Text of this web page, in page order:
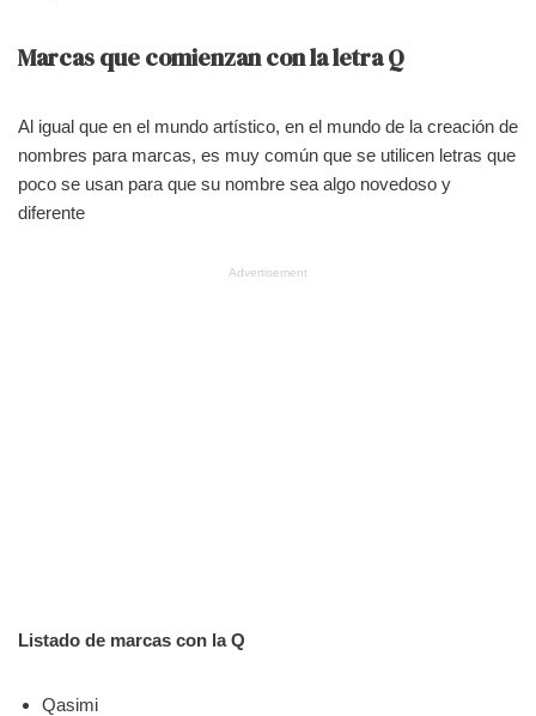
Marcas que comienzan con la letra Q
Al igual que en el mundo artístico, en el mundo de la creación de
nombres para marcas, es muy común que se utilicen letras que
poco se usan para que su nombre sea algo novedoso y
diferente
Advertisement
Listado de marcas con la Q
Qasimi